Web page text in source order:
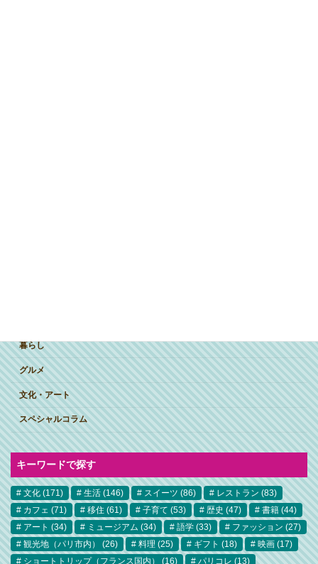
暮らし
グルメ
文化・アート
スペシャルコラム
キーワードで探す
文化 (171) 生活 (146) スイーツ (86) レストラン (83)
カフェ (71) 移住 (61) 子育て (53) 歴史 (47) 書籍 (44)
アート (34) ミュージアム (34) 語学 (33) ファッション (27)
観光地（パリ市内）
(26) 料理 (25) ギフト (18) 映画 (17)
ショートトリップ（フランス国内）
(16) パリコレ (13)